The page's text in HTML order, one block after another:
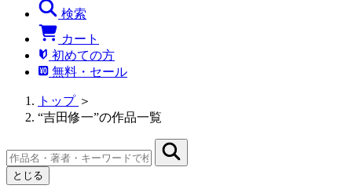
検索
カート
初めての方
無料・セール
トップ ＞
“吉田修一”の作品一覧
とじる